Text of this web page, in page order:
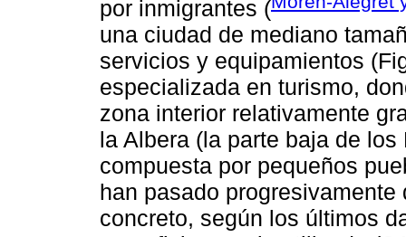
por inmigrantes (
una ciudad de mediano
servicios y equipamientos
especializada en turismo,
zona interior relativamente
la Albera (la parte baja de
compuesta por pequeños
han pasado
concreto, según los últimos